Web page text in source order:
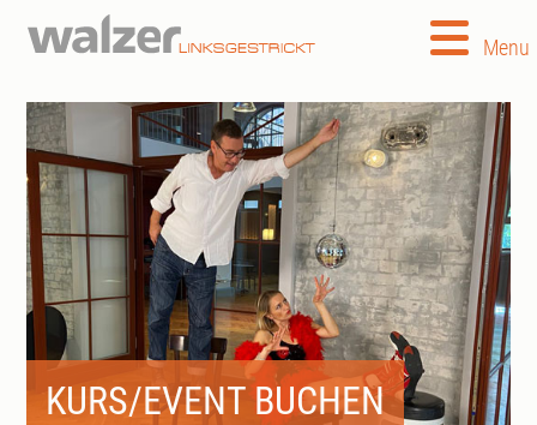
Menu
KURS/EVENT BUCHEN